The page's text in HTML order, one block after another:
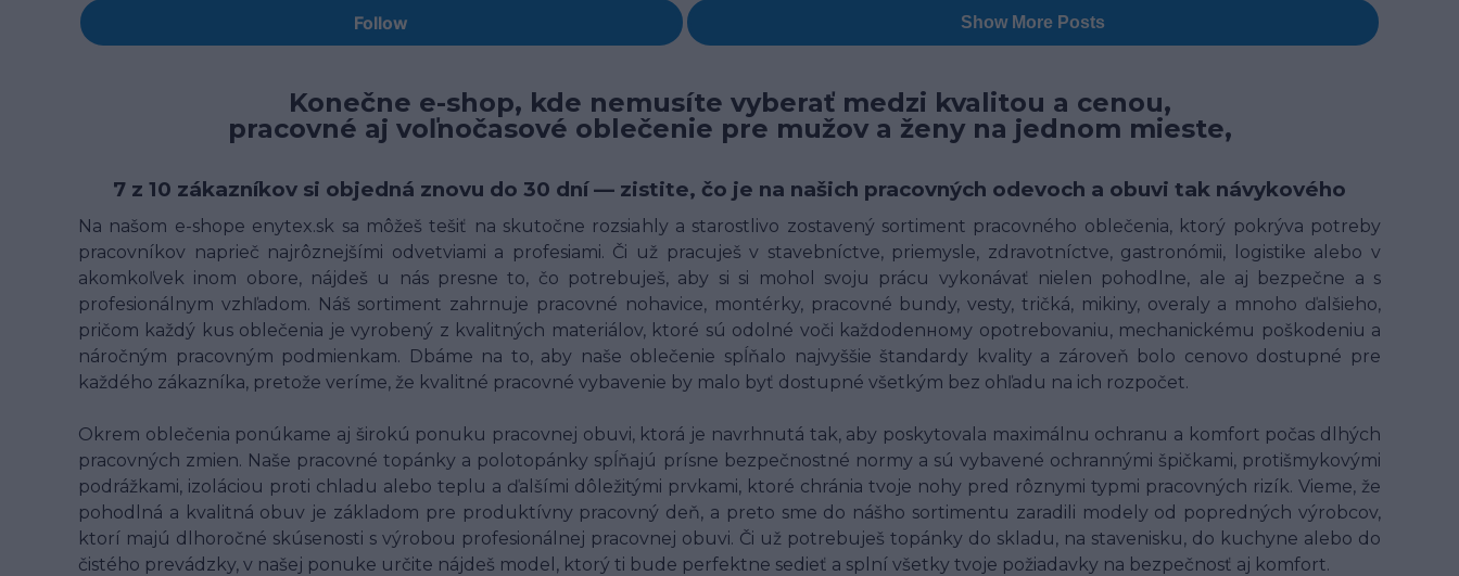
Konečne e-shop, kde nemusíte vyberať medzi kvalitou a cenou,
pracovné aj voľnočasové oblečenie pre mužov a ženy na jednom mieste,
7 z 10 zákazníkov si objedná znovu do 30 dní — zistite, čo je na našich pracovných odevoch a obuvi tak návykového
Na našom e-shope enytex.sk sa môžeš tešiť na skutočne rozsiahly a starostlivo zostavený sortiment pracovného oblečenia, ktorý pokrýva potreby
pracovníkov naprieč najrôznejšími odvetviami a profesiami. Či už pracuješ v stavebníctve, priemysle, zdravotníctve, gastronómii, logistike alebo v
akomkoľvek inom obore, nájdeš u nás presne to, čo potrebuješ, aby si si mohol svoju prácu vykonávať nielen pohodlne, ale aj bezpečne a s
profesionálnym vzhľadom. Náš sortiment zahrnuje pracovné nohavice, montérky, pracovné bundy, vesty, tričká, mikiny, overaly a mnoho ďalšieho,
pričom každý kus oblečenia je vyrobený z kvalitných materiálov, ktoré sú odolné voči každodenному opotrebovaniu, mechanickému poškodeniu a
náročným pracovným podmienkam. Dbáme na to, aby naše oblečenie spĺňalo najvyššie štandardy kvality a zároveň bolo cenovo dostupné pre
každého zákazníka, pretože veríme, že kvalitné pracovné vybavenie by malo byť dostupné všetkým bez ohľadu na ich rozpočet.
Okrem oblečenia ponúkame aj širokú ponuku pracovnej obuvi, ktorá je navrhnutá tak, aby poskytovala maximálnu ochranu a komfort počas dlhých
pracovných zmien. Naše pracovné topánky a polotopánky spĺňajú prísne bezpečnostné normy a sú vybavené ochrannými špičkami, protišmykovými
podrážkami, izoláciou proti chladu alebo teplu a ďalšími dôležitými prvkami, ktoré chránia tvoje nohy pred rôznymi typmi pracovných rizík. Vieme, že
pohodlná a kvalitná obuv je základom pre produktívny pracovný deň, a preto sme do nášho sortimentu zaradili modely od popredných výrobcov,
ktorí majú dlhoročné skúsenosti s výrobou profesionálnej pracovnej obuvi. Či už potrebuješ topánky do skladu, na stavenisku, do kuchyne alebo do
čistého prevádzky, v našej ponuke určite nájdeš model, ktorý ti bude perfektne sedieť a splní všetky tvoje požiadavky na bezpečnosť aj komfort.